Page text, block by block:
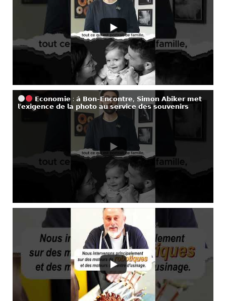
𝗘𝗰𝗼𝗻𝗼𝗺𝗶𝗲 : 𝗮̀ 𝗕𝗼𝗻-𝗘𝗻𝗰𝗼𝗻𝘁𝗿𝗲, 𝗦𝗶𝗺𝗼𝗻 𝗔𝗯𝗶𝗸𝗲𝗿 𝗺𝗲𝘁
𝗹’𝗲𝘅𝗶𝗴𝗲𝗻𝗰𝗲 𝗱𝗲 𝗹𝗮 𝗽𝗵𝗼𝘁𝗼 𝗮𝘂 𝘀𝗲𝗿𝘃𝗶𝗰𝗲 𝗱𝗲𝘀 𝘀𝗼𝘂𝘃𝗲𝗻𝗶𝗿𝘀